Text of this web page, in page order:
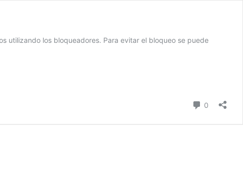
utilizando los bloqueadores. Para evitar el bloqueo se puede
0